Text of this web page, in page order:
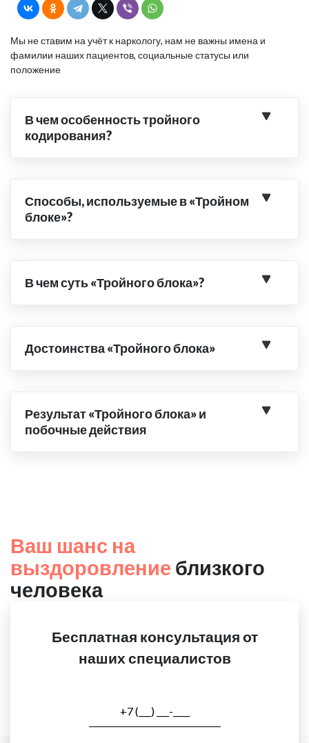
Мы не ставим на учёт к наркологу, нам не важны имена и
фамилии наших пациентов, социальные статусы или
положение
В чем особенность тройного
кодирования?
Способы, используемые в «Тройном
блоке»?
В чем суть «Тройного блока»?
Достоинства «Тройного блока»
Результат «Тройного блока» и
побочные действия
Ваш шанс на
выздоровление близкого
человека
Бесплатная консультация от
наших специалистов